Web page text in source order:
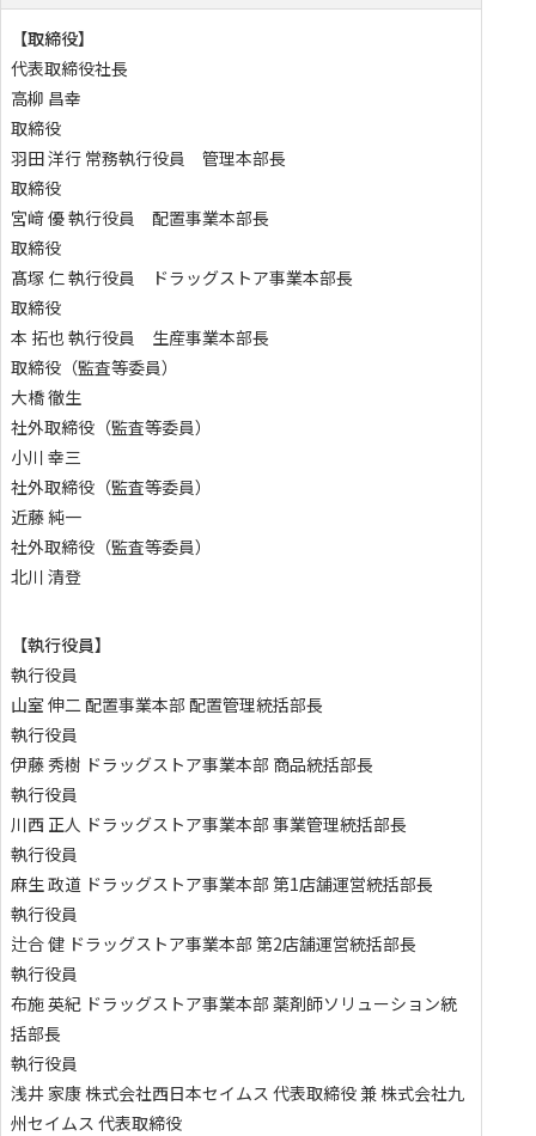
【取締役】
代表取締役社長
高柳 昌幸
取締役
羽田 洋行 常務執行役員 管理本部長
取締役
宮﨑 優執行役員 配置事業本部長
取締役
髙塚 仁執行役員 ドラッグストア事業本部長
取締役
本 拓也執行役員 生産事業本部長
取締役（監査等委員）
大橋 徹生
社外取締役（監査等委員）
小川 幸三
社外取締役（監査等委員）
近藤 純一
社外取締役（監査等委員）
北川 清登
【執行役員】
執行役員
山室 伸二配置事業本部 配置管理統括部長
執行役員
伊藤 秀樹 ドラッグストア事業本部 商品統括部長
執行役員
川西 正人 ドラッグストア事業本部 事業管理統括部長
執行役員
麻生 政道 ドラッグストア事業本部 第1店舗運営統括部長
執行役員
辻合 健 ドラッグストア事業本部 第2店舗運営統括部長
執行役員
布施 英紀 ドラッグストア事業本部 薬剤師ソリューション統
括部長
執行役員
浅井 家康株式会社西日本セイムス 代表取締役 兼 株式会社九
州セイムス 代表取締役